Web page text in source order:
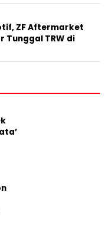
ZF Aftermarket
Tunggal TRW di